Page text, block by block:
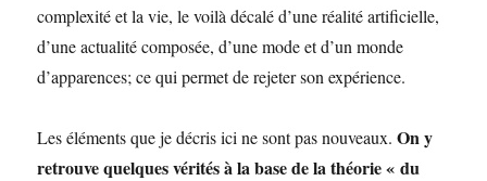
complexité et la vie, le voilà décalé d’une réalité artificielle,
d’une actualité composée, d’une mode et d’un monde
d’apparences; ce qui permet de rejeter son expérience.
Les éléments que je décris ici ne sont pas nouveaux. On y
retrouve quelques vérités à la base de la théorie « du